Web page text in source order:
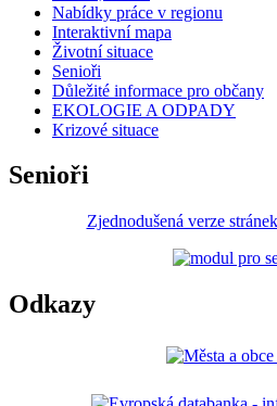
Nabídky práce v regionu
Interaktivní mapa
Životní situace
Senioři
Důležité informace pro občany
EKOLOGIE A ODPADY
Krizové situace
Senioři
Zjednodušená verze
Odkazy